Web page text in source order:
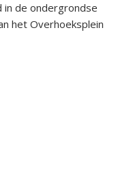
in de ondergrondse
het Overhoeksplein